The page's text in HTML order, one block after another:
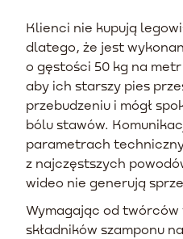
Klienci nie kupują
dlatego, że jest
o gęstości 50 kg na
aby ich starszy pies
przebudzeniu i mógł
bólu stawów.
parametrach
z najczęstszych
wideo nie generują
Wymagając od twórców
składników szamponu